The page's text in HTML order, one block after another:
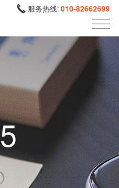
服务热线:010-82662699